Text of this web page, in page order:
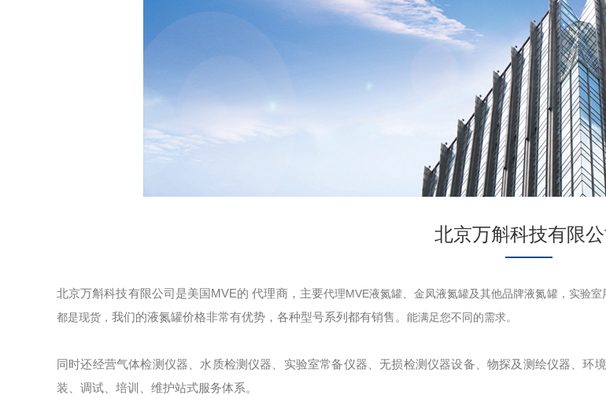
北京万斛科技有限公
北京万斛科技有限公司是美国MVE的 代理商，主要代理MVE液氮罐、金凤液氮罐及其他品牌液氮罐，实验
都是现货， 我们的液氮罐价格非常有优势，各种型号系列都有销售。 能满足您不同的需求。
同时还经营气体检测仪器、水质检测仪器、实验室常备仪器、无损检测仪器设备、物探及测绘仪器、
装、调试、培训、维护站式服务体系。